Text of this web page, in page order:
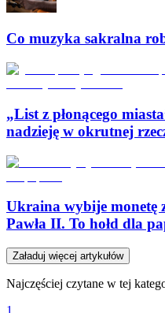
Co muzyka sakralna
„List z płonącego
nadzieję w okrutnej
Ukraina wybije monetę
Pawła II. To hołd dla
Załaduj więcej artykułów
Najczęściej czytane w tej
1